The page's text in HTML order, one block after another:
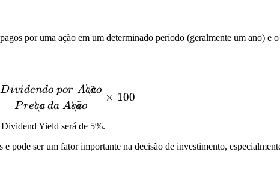
por uma ação em um determinado período (geralmente um ano) e o
Dividend \ Yield = \frac{Dividendo \ por \
Prec
\c
o da Ac
\c
a
~o
Dividendo por Ac
\c
a
~o
× 100
Yield será de 5%.
ser um fator importante na decisão de investimento,